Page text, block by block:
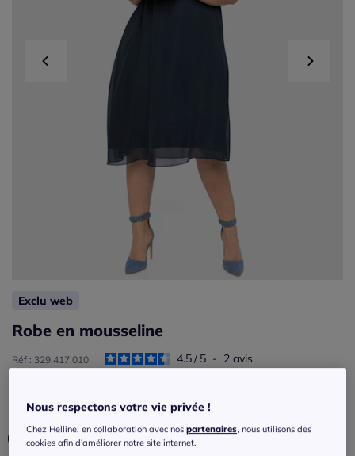
Exclu web
Robe en mousseline
Réf : 329.417.010 4.5/ 5 - 2 avis
Couleur :bleu nuit
Nous respectons votre vie privée !
Chez Helline, en collaboration avec nospartenaires , nous utilisons des
cookies afin d'améliorer notre site internet.